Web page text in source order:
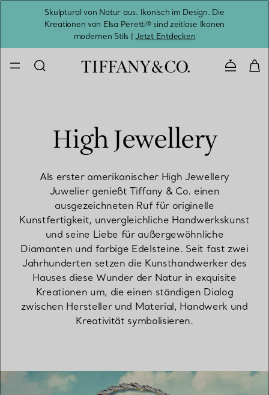
Skulptural von Natur aus. Ikonisch im Design. Die
Kreationen von Elsa Peretti® sind zeitlose Ikonen
modernen Stils |Jetzt Entdecken
High Jewellery
Als erster amerikanischer High Jewellery
Juwelier genießt Tiffany & Co. einen
ausgezeichneten Ruf für originelle
Kunstfertigkeit, unvergleichliche Handwerkskunst
und seine Liebe für außergewöhnliche
Diamanten und farbige Edelsteine. Seit fast zwei
Jahrhunderten setzen die Kunsthandwerker des
Hauses diese Wunder der Natur in exquisite
Kreationen um, die einen ständigen Dialog
zwischen Hersteller und Material, Handwerk und
Kreativität symbolisieren.